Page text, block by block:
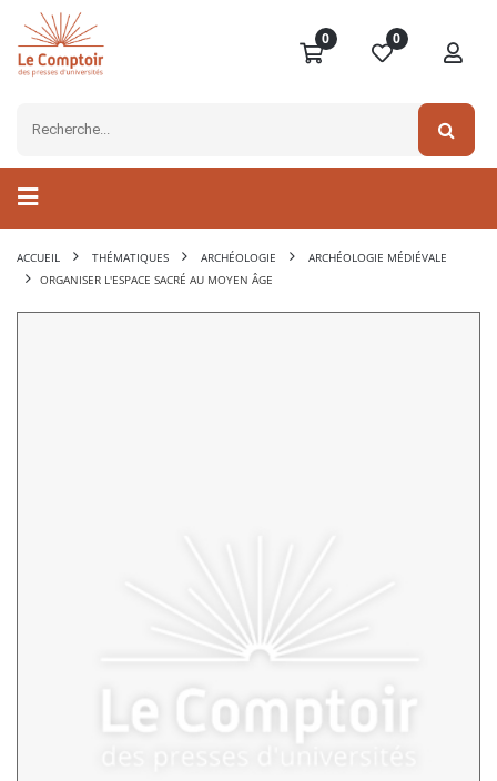
0 0
ACCUEIL THÉMATIQUES ARCHÉOLOGIE
ARCHÉOLOGIE MÉDIÉVALE
ORGANISER L'ESPACE SACRÉ AU MOYEN ÂGE